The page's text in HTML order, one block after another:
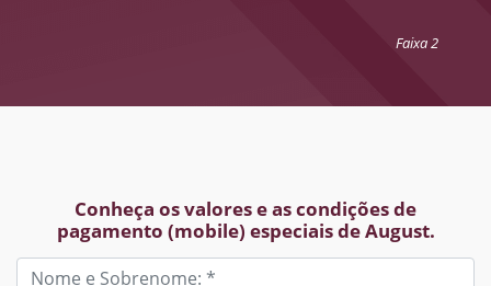
Faixa 2
Conheça os valores e as condições de
pagamento (mobile) especiais de August.